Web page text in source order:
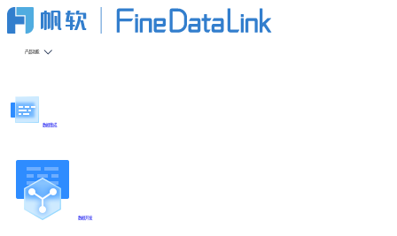
产品功能
数据集成
数据开发